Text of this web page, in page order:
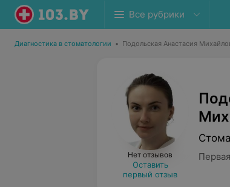
Все рубрики
Диагностика в стоматологии • Подольская Анастасия
Нет отзывов
Оставить
первый отзыв